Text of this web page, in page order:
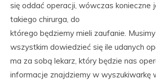
się oddać operacji, wówczas konieczne
takiego chirurga, do
którego będziemy mieli zaufanie.
wszystkim dowiedzieć się ile udanych
ma za sobą lekarz, który będzie nas
informacje znajdziemy w wyszukiwarkę